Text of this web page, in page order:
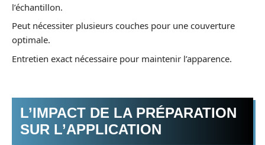
l’échantillon.
Peut nécessiter plusieurs couches pour une couverture
optimale.
Entretien exact nécessaire pour maintenir l’apparence.
L’IMPACT DE LA PRÉPARATION
SUR L’APPLICATION